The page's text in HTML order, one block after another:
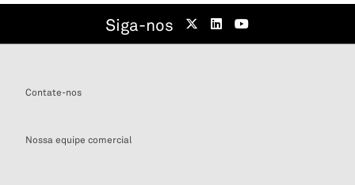
Siga-nos
Contate-nos
Nossa equipe comercial